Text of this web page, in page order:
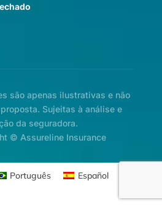
são apenas ilustrativas e não
Sujeitas à análise e
da seguradora.
© Assureline Insurance
Português Español